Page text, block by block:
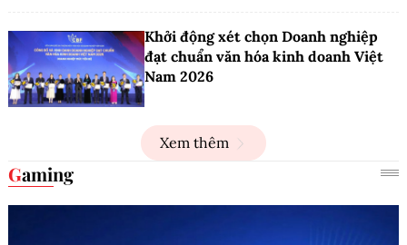
Khởi động xét chọn Doanh nghiệp
đạt chuẩn văn hóa kinh doanh Việt
Nam 2026
Xem thêm
Gaming